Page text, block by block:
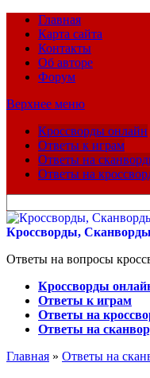
Главная
Карта сайта
Контакты
Об авторе
Форум
Верхнее меню
Кроссворды онлайн
Ответы к играм
Ответы на
Ответы на
для:
Кроссворды, Сканворды
Ответы на вопросы
Кроссворды
Ответы к играм
Ответы на
Ответы на
Главная » Ответы на